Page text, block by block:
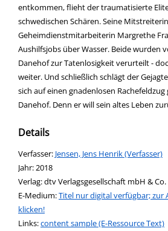
entkommen, flieht der traumatisierte
schwedischen Schären. Seine
Geheimdienstmitarbeiterin Margrethe
Aushilfsjobs über Wasser. Beide wurden
Danehof zur Tatenlosigkeit verurteilt -
weiter. Und schließlich schlägt der
sich auf einen gnadenlosen Rachefeldzug
Danehof. Denn er will sein altes Leben
Details
Verfasser: Suche nach diesem Verfasser
Jensen, Jens Henrik (Verfasser)
Jahr:2018
Verlag:dtv Verlagsgesellschaft mbH & Co.
E-Medium:Titel nur digital verfügbar; zur
klicken!
Links:Diesen Link in neuem Tab öffnen
content sample (E-Ressource Text)